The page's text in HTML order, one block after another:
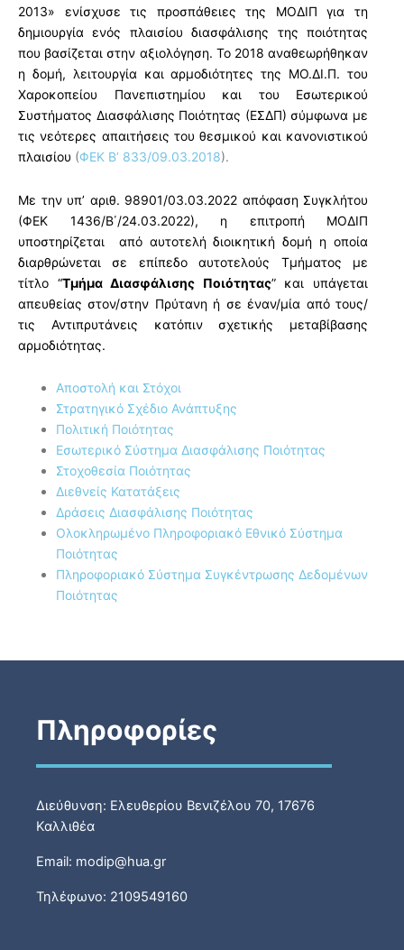
2013» ενίσχυσε τις προσπάθειες της ΜΟΔΙΠ για τη
δημιουργία ενός πλαισίου διασφάλισης της ποιότητας
που βασίζεται στην αξιολόγηση. Το 2018 αναθεωρήθηκαν
η δομή, λειτουργία και αρμοδιότητες της ΜΟ.ΔΙ.Π. του
Χαροκοπείου Πανεπιστημίου και του Εσωτερικού
Συστήματος Διασφάλισης Ποιότητας (ΕΣΔΠ) σύμφωνα με
τις νεότερες απαιτήσεις του θεσμικού και κανονιστικού
πλαισίου (ΦΕΚ Β’ 833/09.03.2018).
Με την υπ’ αριθ. 98901/03.03.2022 απόφαση Συγκλήτου
(ΦΕΚ 1436/B΄/24.03.2022), η επιτροπή ΜΟΔΙΠ
υποστηρίζεται από αυτοτελή διοικητική δομή η οποία
διαρθρώνεται σε επίπεδο αυτοτελούς Τμήματος με
τίτλο “Τμήμα Διασφάλισης Ποιότητας” και υπάγεται
απευθείας στον/στην Πρύτανη ή σε έναν/μία από τους/
τις Αντιπρυτάνεις κατόπιν σχετικής μεταβίβασης
αρμοδιότητας.
Αποστολή και Στόχοι
Στρατηγικό Σχέδιο Ανάπτυξης
Πολιτική Ποιότητας
Εσωτερικό Σύστημα Διασφάλισης Ποιότητας
Στοχοθεσία Ποιότητας
Διεθνείς Κατατάξεις
Δράσεις Διασφάλισης Ποιότητας
Ολοκληρωμένο Πληροφοριακό Εθνικό Σύστημα
Ποιότητας
Πληροφοριακό Σύστημα Συγκέντρωσης Δεδομένων
Ποιότητας
Πληροφορίες
Διεύθυνση: Ελευθερίου Βενιζέλου 70, 17676
Καλλιθέα
Email: modip@hua.gr
Τηλέφωνο: 2109549160